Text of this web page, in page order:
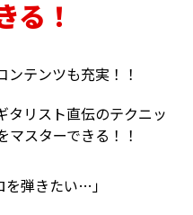
る！
テンツも充実！！
タリスト直伝のテクニッ
スターできる！！
を弾きたい…」